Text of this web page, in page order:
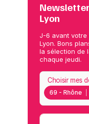
Lyon
J-6 avant votre
Lyon. Bons
la sélection de
chaque jeudi.
69 - Rhône
Choisir mes